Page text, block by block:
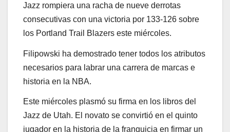
Jazz rompiera una racha de nueve derrotas
consecutivas con una victoria por 133-126 sobre
los Portland Trail Blazers este miércoles.
Filipowski ha demostrado tener todos los atributos
necesarios para labrar una carrera de marcas e
historia en la NBA.
Este miércoles plasmó su firma en los libros del
Jazz de Utah. El novato se convirtió en el quinto
jugador en la historia de la franquicia en firmar un